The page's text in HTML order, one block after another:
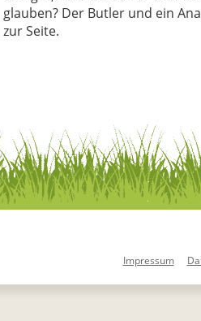
glauben? Der Butler und ein
zur Seite.
Impressum